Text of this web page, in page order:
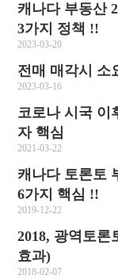
캐나다 부동산
3가지 정책 !!
2023-03-20
전매 매각시 소
2023-03-16
코로나 시국 이
자 핵심
2021-03-22
캐나다 토론토
6가지 핵심 !!
2019-12-22
2018, 광역토론
효과)
2018-02-07